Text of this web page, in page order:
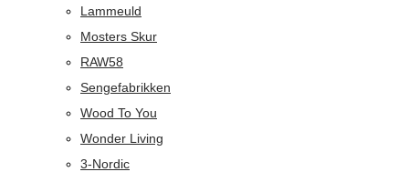
Lammeuld
Mosters Skur
RAW58
Sengefabrikken
Wood To You
Wonder Living
3-Nordic